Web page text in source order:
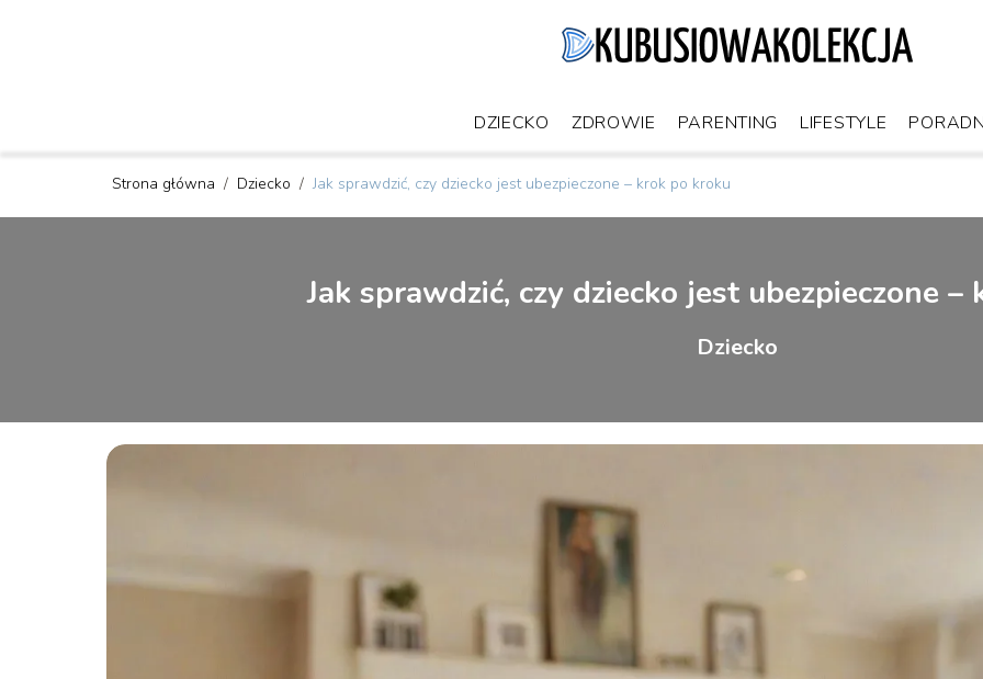
DZIECKO ZDROWIE PARENTING LIFESTYLE
Strona główna / Dziecko / Jak sprawdzić, czy dziecko jest ubezpieczone – krok po kroku
Jak sprawdzić, czy dziecko jest ubezpieczone –
Dziecko